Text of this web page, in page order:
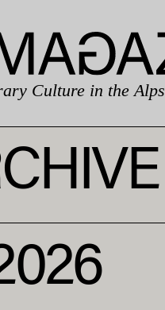
Culture in the Alps